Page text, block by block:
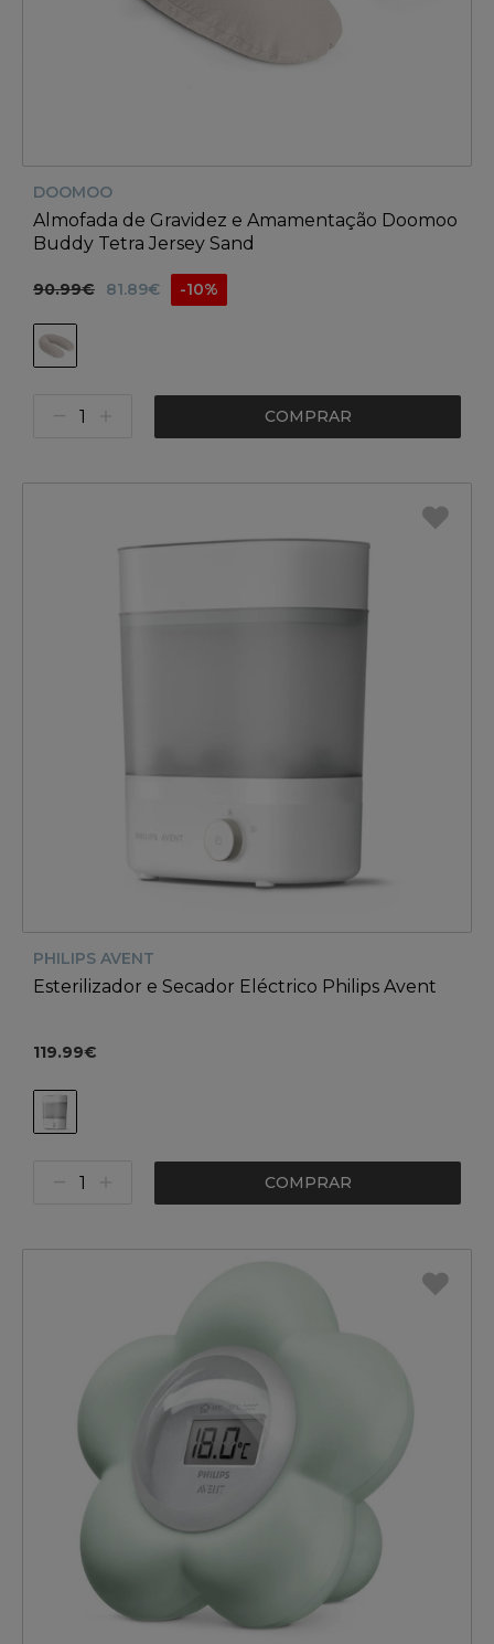
DOOMOO
Almofada de Gravidez e Amamentação Doomoo
Buddy Tetra Jersey Sand
90.99€ 81.89€ -10%
COMPRAR
PHILIPS AVENT
Esterilizador e Secador Eléctrico Philips Avent
119.99€
COMPRAR